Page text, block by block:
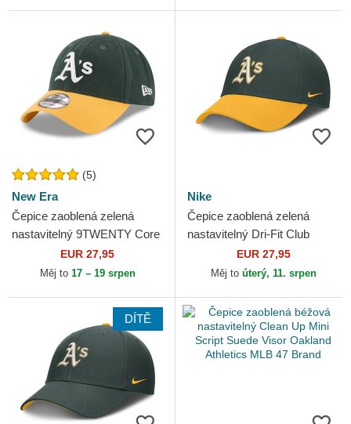
(5)
New Era
Čepice zaoblená zelená
nastavitelný 9TWENTY Core
Classic Oakland Athletics
MLB New Era
EUR 27,95
Měj to 17 – 19 srpen
Nike
Čepice zaoblená zelená
nastavitelný Dri-Fit Club
Structured Oakland Athletics
MLB Nike
EUR 27,95
Měj to úterý, 11. srpen
DÍTĚ